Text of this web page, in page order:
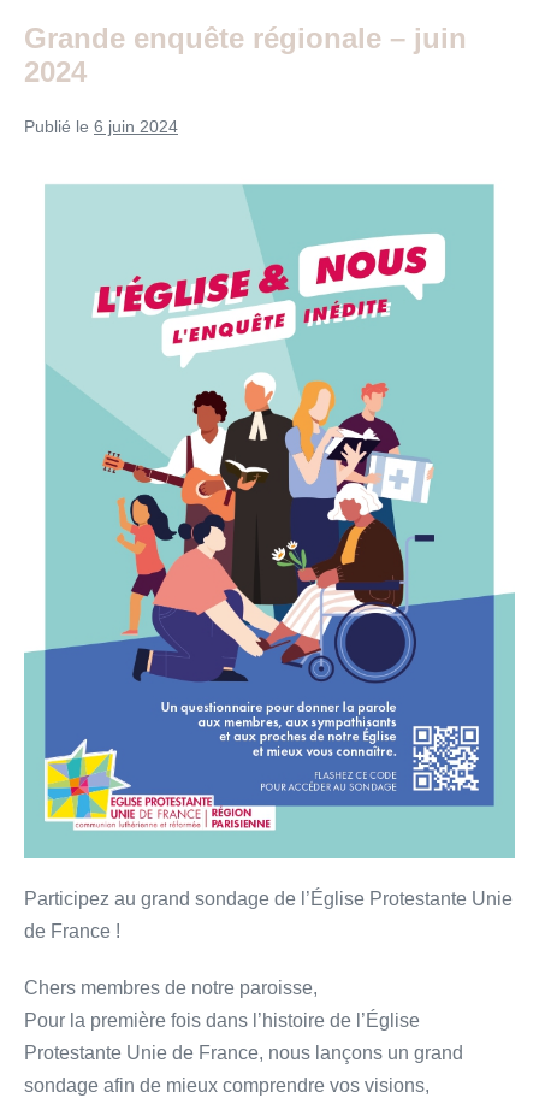
Grande enquête régionale – juin
2024
Publié le 6 juin 2024
Grande
Participez au grand sondage de l’Église Protestante Unie
de France !
Chers membres de notre paroisse,
Pour la première fois dans l’histoire de l’Église
Protestante Unie de France, nous lançons un grand
sondage afin de mieux comprendre vos visions,